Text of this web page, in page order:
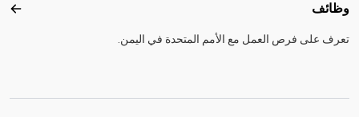
وظائف
تعرف على فرص العمل مع الأمم المتحدة في اليمن.